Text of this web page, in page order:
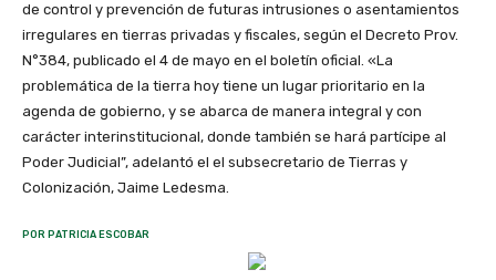
de control y prevención de futuras intrusiones o asentamientos
irregulares en tierras privadas y fiscales, según el Decreto Prov.
N°384, publicado el 4 de mayo en el boletín oficial. «La
problemática de la tierra hoy tiene un lugar prioritario en la
agenda de gobierno, y se abarca de manera integral y con
carácter interinstitucional, donde también se hará partícipe al
Poder Judicial”, adelantó el el subsecretario de Tierras y
Colonización, Jaime Ledesma.
POR PATRICIA ESCOBAR